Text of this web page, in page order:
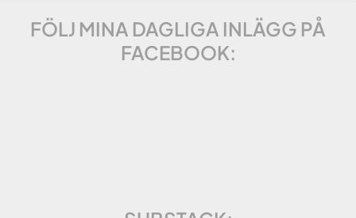
FÖLJ MINA DAGLIGA INLÄGG PÅ
FACEBOOK: